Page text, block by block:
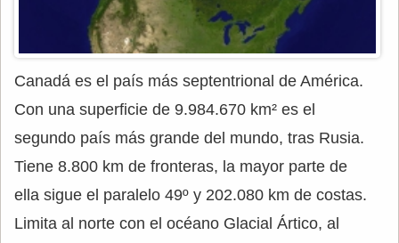
Canadá es el país más septentrional de América.
Con una superficie de 9.984.670 km² es el
segundo país más grande del mundo, tras Rusia.
Tiene 8.800 km de fronteras, la mayor parte de
ella sigue el paralelo 49º y 202.080 km de costas.
Limita al norte con el océano Glacial Ártico, al